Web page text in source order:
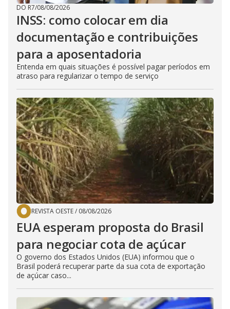
DO R7/08/08/2026
INSS: como colocar em dia
documentação e contribuições
para a aposentadoria
Entenda em quais situações é possível pagar períodos em
atraso para regularizar o tempo de serviço
REVISTA OESTE/ 08/08/2026
EUA esperam proposta do Brasil
para negociar cota de açúcar
O governo dos Estados Unidos (EUA) informou que o
Brasil poderá recuperar parte da sua cota de exportação
de açúcar caso...